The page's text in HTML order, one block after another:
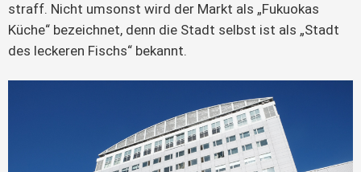
straff. Nicht umsonst wird der Markt als „Fukuokas
Küche“ bezeichnet, denn die Stadt selbst ist als „Stadt
des leckeren Fischs“ bekannt.